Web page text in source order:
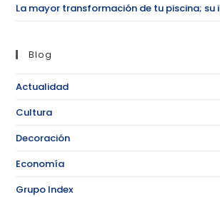
La mayor transformación de tu piscina; su
Blog
Actualidad
Cultura
Decoración
Economía
Grupo Index